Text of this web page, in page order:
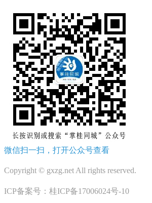
微信扫一扫，打开公众号查看
Copyright © gxzg.net All rights reserved.
ICP备案号：桂ICP备17006024号-10